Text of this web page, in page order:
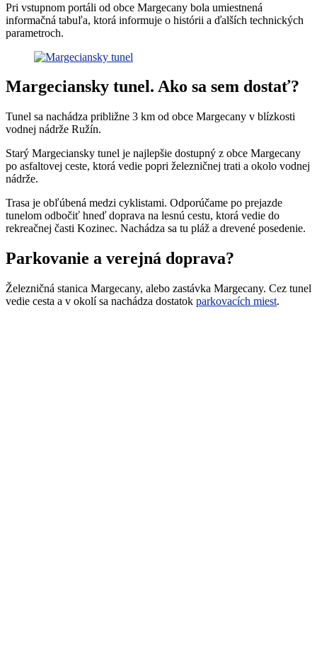
Pri vstupnom portáli od obce Margecany bola umiestnená
informačná tabuľa, ktorá informuje o histórii a ďalších technických
parametroch.
Margeciansky tunel. Ako sa sem dostať?
Tunel sa nachádza približne 3 km od obce Margecany v blízkosti
vodnej nádrže Ružín.
Starý Margeciansky tunel je najlepšie dostupný z obce Margecany
po asfaltovej ceste, ktorá vedie popri železničnej trati a okolo vodnej
nádrže.
Trasa je obľúbená medzi cyklistami. Odporúčame po prejazde
tunelom odbočiť hneď doprava na lesnú cestu, ktorá vedie do
rekreačnej časti Kozinec. Nachádza sa tu pláž a drevené posedenie.
Parkovanie a verejná doprava?
Železničná stanica Margecany, alebo zastávka Margecany. Cez tunel
vedie cesta a v okolí sa nachádza dostatok parkovacích miest.